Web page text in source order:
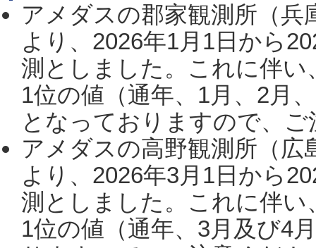
アメダスの郡家観測所（
より、2026年1月1日から
測としました。これに伴い
1位の値（通年、1月、2月
となっておりますので、
アメダスの高野観測所（
より、2026年3月1日から
測としました。これに伴い
1位の値（通年、3月及び4